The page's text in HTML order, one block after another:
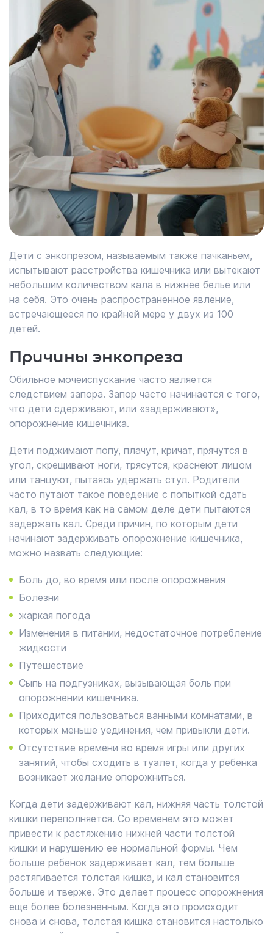
Дети с энкопрезом, называемым также пачканьем,
испытывают расстройства кишечника или вытекают
небольшим количеством кала в нижнее белье или
на себя. Это очень распространенное явление,
встречающееся по крайней мере у двух из 100
детей.
Причины энкопреза
Обильное мочеиспускание часто является
следствием запора. Запор часто начинается с того,
что дети сдерживают, или «задерживают»,
опорожнение кишечника.
Дети поджимают попу, плачут, кричат, прячутся в
угол, скрещивают ноги, трясутся, краснеют лицом
или танцуют, пытаясь удержать стул. Родители
часто путают такое поведение с попыткой сдать
кал, в то время как на самом деле дети пытаются
задержать кал. Среди причин, по которым дети
начинают задерживать опорожнение кишечника,
можно назвать следующие:
Боль до, во время или после опорожнения
Болезни
жаркая погода
Изменения в питании, недостаточное потребление
жидкости
Путешествие
Сыпь на подгузниках, вызывающая боль при
опорожнении кишечника.
Приходится пользоваться ванными комнатами, в
которых меньше уединения, чем привыкли дети.
Отсутствие времени во время игры или других
занятий, чтобы сходить в туалет, когда у ребенка
возникает желание опорожниться.
Когда дети задерживают кал, нижняя часть толстой
кишки переполняется. Со временем это может
привести к растяжению нижней части толстой
кишки и нарушению ее нормальной формы. Чем
больше ребенок задерживает кал, тем больше
растягивается толстая кишка, и кал становится
больше и тверже. Это делает процесс опорожнения
еще более болезненным. Когда это происходит
снова и снова, толстая кишка становится настолько